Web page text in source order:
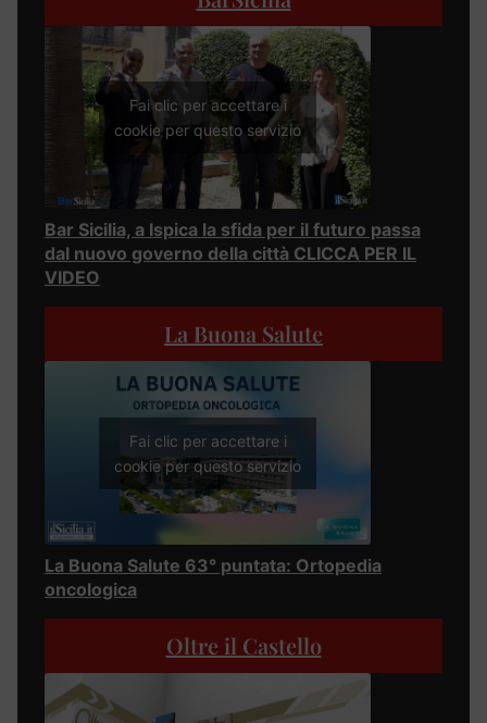
Fai clic per accettare i
cookie per questo servizio
Bar Sicilia, a Ispica la sfida per il futuro passa
dal nuovo governo della città CLICCA PER IL
VIDEO
La Buona Salute
Fai clic per accettare i
cookie per questo servizio
La Buona Salute 63° puntata: Ortopedia
oncologica
Oltre il Castello